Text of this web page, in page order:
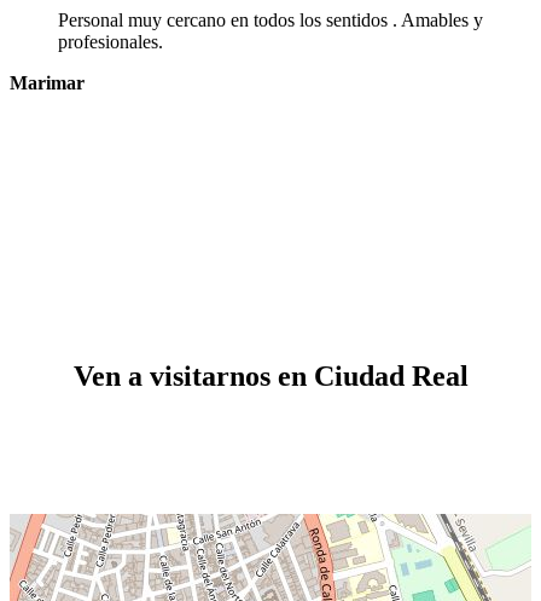
Personal muy cercano en todos los sentidos . Amables y
profesionales.
Marimar
Ven a visitarnos en Ciudad Real